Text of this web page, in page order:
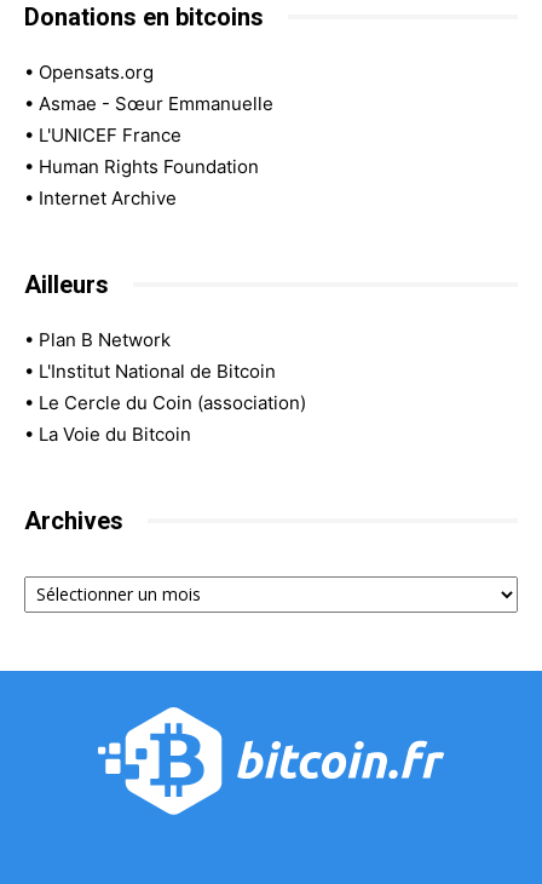
Donations en bitcoins
• Opensats.org
• Asmae - Sœur Emmanuelle
• L'UNICEF France
• Human Rights Foundation
• Internet Archive
Ailleurs
• Plan B Network
• L'Institut National de Bitcoin
• Le Cercle du Coin (association)
• La Voie du Bitcoin
Archives
Archives